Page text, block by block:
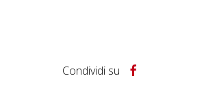
Condividi su